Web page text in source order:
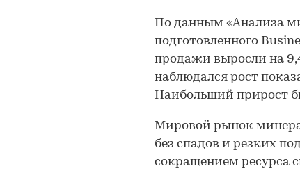
По данным «Анализа
подготовленного
продажи выросли на
наблюдался рост
Наибольший прирост
Мировой рынок
без спадов и резких
сокращением ресурса